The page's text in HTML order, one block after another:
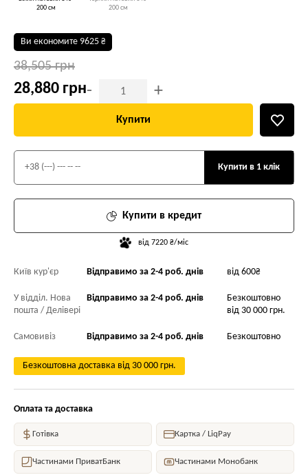
200 см
200 см
Ви економите 9625 ₴
38,505 грн
28,880 грн- +
Купити
Купити в кредит
від 7220 ₴/міс
Купити в 1 клік
Київ кур'єр Відправимо за 2-4 роб. днів від 600₴
У відділ. Нова
пошта / Делівері
Відправимо за 2-4 роб. днів
Безкоштовно
від 30 000 грн.
Самовивіз Відправимо за 2-4 роб. днів Безкоштовно
Безкоштовна доставка від 30 000 грн.
Оплата та доставка
Готівка Картка / LiqPay
Частинами ПриватБанк Частинами Монобанк